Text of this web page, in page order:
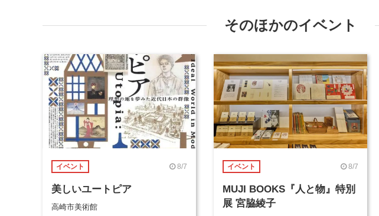
そのほかのイベント
イベント 8/7
美しいユートピア
高崎市美術館
イベント 8/7
MUJI BOOKS『人と物』特別
展 宮脇綾子